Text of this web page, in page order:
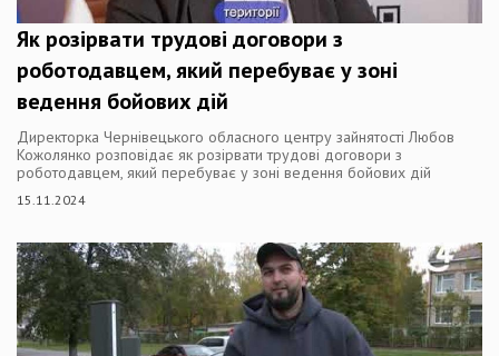
Як розірвати трудові договори з
роботодавцем, який перебуває у зоні
ведення бойових дій
Директорка Чернівецького обласного центру зайнятості Любов
Кожолянко розповідає як розірвати трудові договори з
роботодавцем, який перебуває у зоні ведення бойових дій
15.11.2024